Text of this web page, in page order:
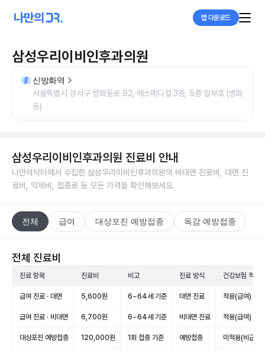
앱 다운로드
삼성우리이비인후과의원
신방화역
서울특별시 강서구 방화동로 92, 에스메디컬 3층, 5층 일부호 (방화
동)
삼성우리이비인후과의원 진료비 안내
나만의닥터에서 수집한 삼성우리이비인후과의원의 비대면 진료비, 대면 진
료비, 약제비, 접종료 등 모든 가격을 확인해보세요.
전체 급여 대상포진 예방접종 독감 예방접종
전체 진료비
진료 항목 진료비 비고 진료 방식 건강보험 적용
급여 진료 · 대면 5,600원 6~64세 기준 대면 진료 적용(급여)
급여 진료 · 비대면 6,700원 6~64세 기준 비대면 진료 적용(급여)
대상포진 예방접종 120,000원 1회 접종 기준 예방접종 미적용(비급여)